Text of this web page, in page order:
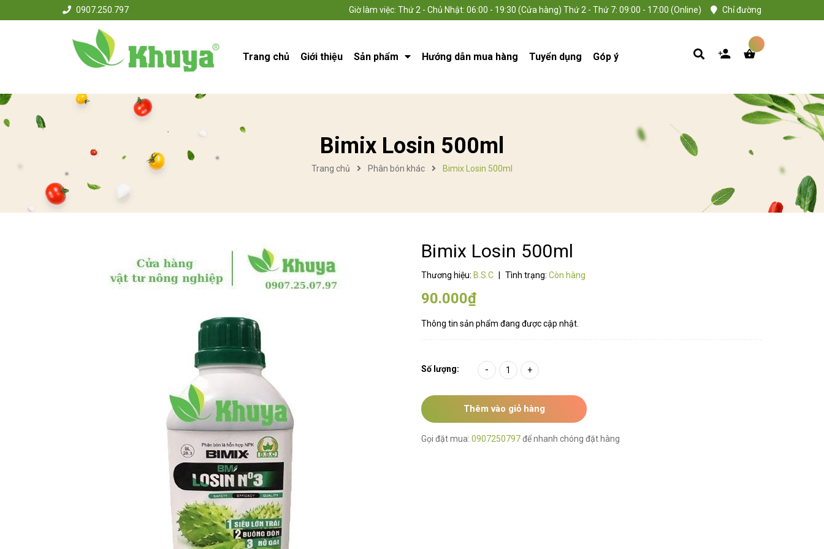
0907.250.797 Giờ làm việc: Thứ 2 - Chủ Nhật: 06:00 - 19:30 (Cửa hàng) Thứ 2 - Thứ 7: 09:00 - 17:00 (Online) Chỉ đường
Trang chủ Giới thiệu Sản phẩm Hướng dẫn mua hàng Tuyển dụng Góp ý
Bimix Losin 500ml
Trang chủ Phân bón khác Bimix Losin 500ml
Bimix Losin 500ml
Thương hiệu: B.S.C Tình trạng: Còn hàng
90.000₫
Thông tin sản phẩm đang được cập nhật.
Số lượng: - +
Thêm vào giỏ hàng
Gọi đặt mua: 0907250797để nhanh chóng đặt hàng